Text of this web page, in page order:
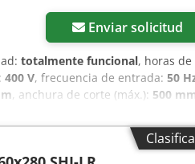
Enviar solicitud
totalmente funcional, horas de
400 V, frecuencia de entrada: 50
, anchura de corte (máx.): 500
de rotación (mín.):20 rpm,
, altura de la mesa: